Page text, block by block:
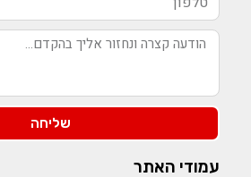
שליחה
עמודי האתר